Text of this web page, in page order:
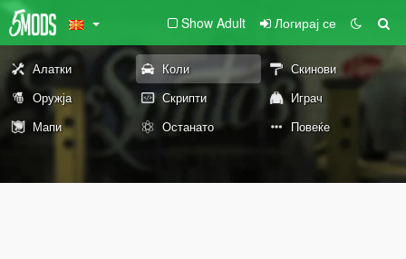
Show Adult Логирај се
Алатки Коли
Скинови
Оружја
Скрипти
Играч
Мапи
Останато Повеќе